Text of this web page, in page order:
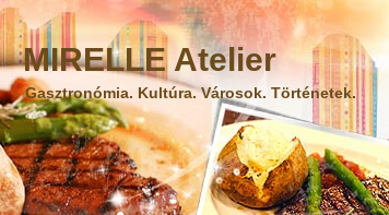
MIRELLE Atelier
Gasztronómia. Kultúra. Városok. Történetek.